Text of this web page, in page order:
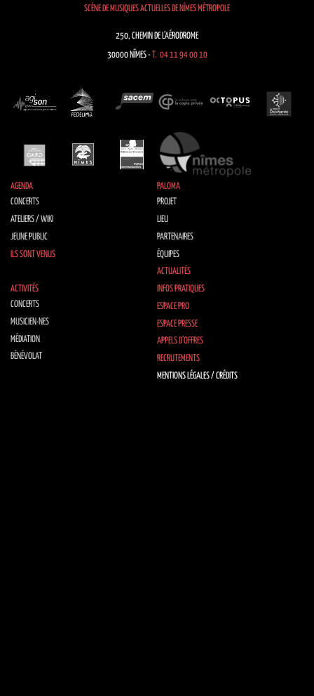
SCÈNE DE MUSIQUES ACTUELLES DE NÎMES MÉTROPOLE
250, CHEMIN DE L’AÉRODROME
30000 NÎMES - T. 04 11 94 00 10
AGENDA
CONCERTS
ATELIERS / WIKI
JEUNE PUBLIC
ILS SONT VENUS
PALOMA
PROJET
LIEU
PARTENAIRES
ÉQUIPES
ACTUALITÉS
ACTIVITÉS
CONCERTS
MUSICIEN·NES
MÉDIATION
BÉNÉVOLAT
INFOS PRATIQUES
ESPACE PRO
ESPACE PRESSE
APPELS D’OFFRES
RECRUTEMENTS
MENTIONS LÉGALES / CRÉDITS